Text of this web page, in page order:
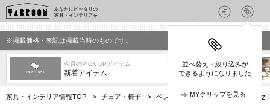
あなたにピッタリの
家具・インテリアを
並べ替え・絞り込みが
できるようになりました
MYクリップを見る
※掲載価格・表記は掲載当時のものです。
今月のPICK UPアイテム
新着アイテム
家具・インテリア情報TOP > チェア・椅子 > ベンチ > フリッツハンセン(Fritz